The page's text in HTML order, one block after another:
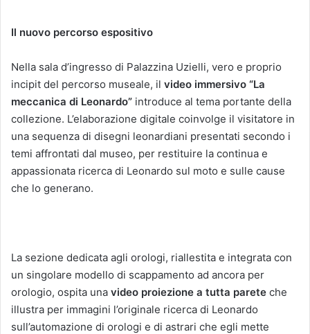
Il nuovo percorso espositivo
Nella sala d’ingresso di Palazzina Uzielli, vero e proprio
incipit del percorso museale, il video immersivo “La
meccanica di Leonardo” introduce al tema portante della
collezione. L’elaborazione digitale coinvolge il visitatore in
una sequenza di disegni leonardiani presentati secondo i
temi affrontati dal museo, per restituire la continua e
appassionata ricerca di Leonardo sul moto e sulle cause
che lo generano.
La sezione dedicata agli orologi, riallestita e integrata con
un singolare modello di scappamento ad ancora per
orologio, ospita una video proiezione a tutta parete che
illustra per immagini l’originale ricerca di Leonardo
sull’automazione di orologi e di astrari che egli mette